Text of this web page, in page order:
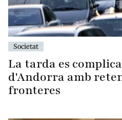
Societat
La tarda es
d'Andorra amb
fronteres